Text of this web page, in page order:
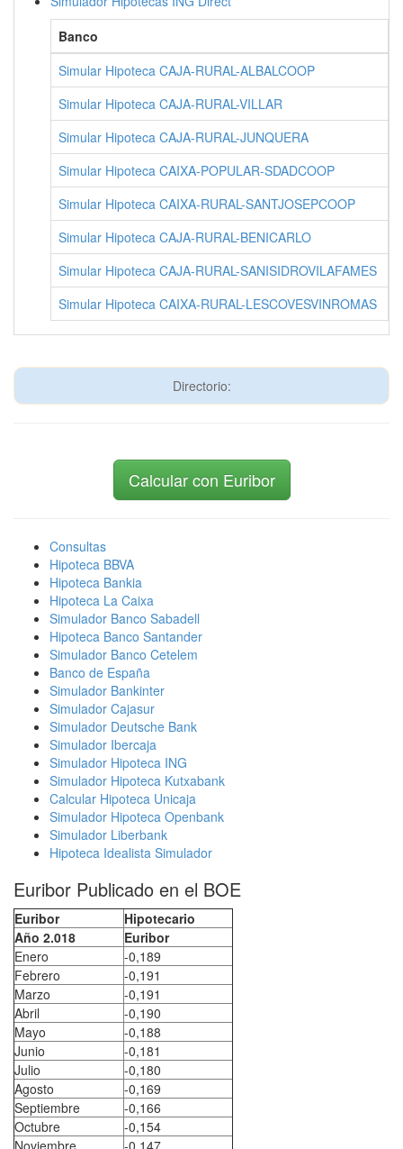
Banco
Simular Hipoteca CAJA-RURAL-ALBALCOOP
Simular Hipoteca CAJA-RURAL-VILLAR
Simular Hipoteca CAJA-RURAL-JUNQUERA
Simular Hipoteca CAIXA-POPULAR-SDADCOOP
Simular Hipoteca CAIXA-RURAL-SANTJOSEPCOOP
Simular Hipoteca CAJA-RURAL-BENICARLO
Simular Hipoteca CAJA-RURAL-SANISIDROVILAFAMES
Simular Hipoteca CAIXA-RURAL-LESCOVESVINROMAS
Directorio:
Calcular con Euribor
Consultas
Hipoteca BBVA
Hipoteca Bankia
Hipoteca La Caixa
Simulador Banco Sabadell
Hipoteca Banco Santander
Simulador Banco Cetelem
Banco de España
Simulador Bankinter
Simulador Cajasur
Simulador Deutsche Bank
Simulador Ibercaja
Simulador Hipoteca ING
Simulador Hipoteca Kutxabank
Calcular Hipoteca Unicaja
Simulador Hipoteca Openbank
Simulador Liberbank
Hipoteca Idealista Simulador
Euribor Publicado en el BOE
Euribor
Hipotecario
Año 2.018
Euribor
Enero
-0,189
Febrero
-0,191
Marzo
-0,191
Abril
-0,190
Mayo
-0,188
Junio
-0,181
Julio
-0,180
Agosto
-0,169
Septiembre
-0,166
Octubre
-0,154